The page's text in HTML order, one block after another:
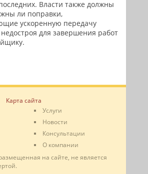
Власти также должны
ли поправки,
ускоренную передачу
для завершения работ
Карта сайта
Услуги
Новости
Консультации
О компании
на сайте, не является